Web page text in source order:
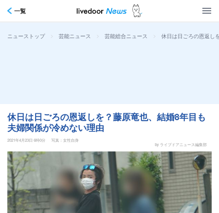
一覧
ニューストップ > 芸能ニュース > 芸能総合ニュース > 休日は日ごろの恩返し
休日は日ごろの恩返しを？藤原竜也、結婚8年目も
夫婦関係が冷めない理由
2021年4月23日 6時0分
写真：女性自身
by ライブドアニュース編集部